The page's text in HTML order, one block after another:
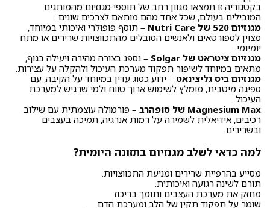
בקטגוריה זו תמצאו מגוון רחב של תוספי מגנזיום מהמותגים
המובילים בעולם, שכל אחד מהם מותאם לצרכים שונים:
מגנזיום 520 של Nutri Care
– תוסף פופולרי ואיכותי במיוחד,
מצוין לספורטאים ולאנשים הסובלים מהתכווצויות שרירים או מתח
יומיומי.
מגנזיום ציטראט של Solgar
– נספג בצורה מהירה ויעילה בגוף,
מתאים במיוחד לשיפור תפקוד מערכת העיכול ולהקלה על עצירות.
מגנזיום ביס גליצינאט – ידוע כסוג עדין במיוחד על הקיבה, עם
ספיגה מיטבית, מומלץ לשימוש ארוך טווח ולמי שרגיש למערכת
העיכול.
Magnesium Max של סופהרב
– פורמולה עוצמתית עם שילוב
רכיבים, אידיאלית לשמירה על רמות אנרגיה, תמיכה בעצבים
ובשרירים.
למה כדאי לשלב מגנזיום בתזונה היומית?
מסייע בהרפיית שרירים ומניעת התכווצויות.
תורם לשינה רגועה ואיכותית.
מחזק את מערכת העצבים ותומך בריכוז.
שומר על תפקוד תקין של הלב ומערכת הדם.